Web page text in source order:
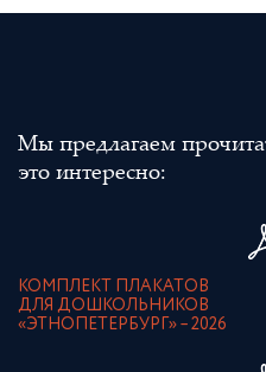
Мы предлагаем
это интересно:
КОМПЛЕКТ ПЛАКАТОВ
ДЛЯ ДОШКОЛЬНИКОВ
«ЭТНОПЕТЕРБУРГ» – 2026